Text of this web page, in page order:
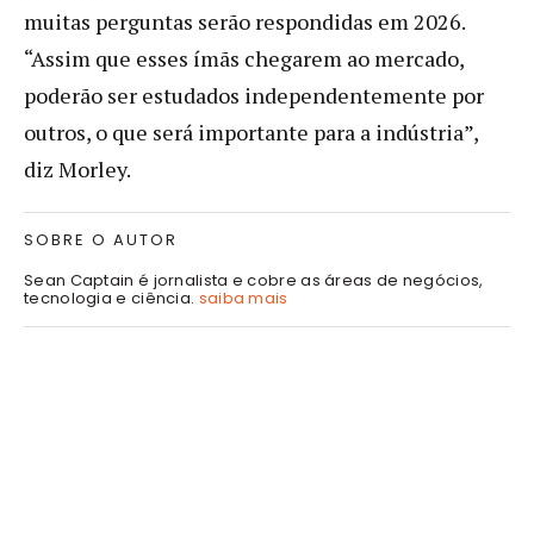
muitas perguntas serão respondidas em 2026.
“Assim que esses ímãs chegarem ao mercado,
poderão ser estudados independentemente por
outros, o que será importante para a indústria”,
diz Morley.
SOBRE O AUTOR
Sean Captain é jornalista e cobre as áreas de negócios,
tecnologia e ciência. saiba mais